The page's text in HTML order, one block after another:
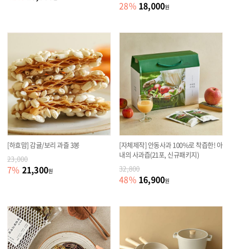
28% 18,000원
[하효맘] 감귤/보리 과즐 3봉
23,000
7% 21,300원
[자체제작] 안동사과 100%로 착즙한! 아
내의 사과즙(21포, 신규패키지)
32,800
48% 16,900원